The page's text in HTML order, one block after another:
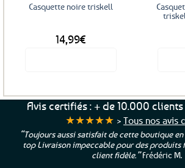
Casquette noire triskell
14,99€
Avis certifiés : + de 10.000 clients
★★★★★ > Tous nos avis
“Toujours aussi satisfait de cette boutique
top Livraison impeccable pour des produits
client fidèle.”Frédéric M.